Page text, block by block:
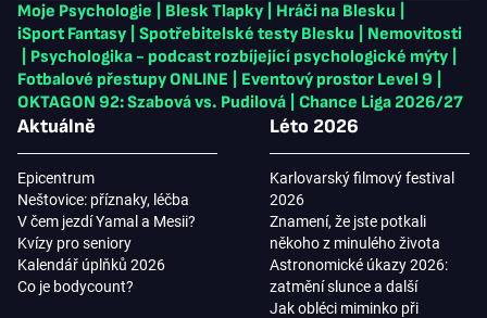
Moje Psychologie Blesk Tlapky Hráči na Blesku
iSport Fantasy
Spotřebitelské testy Blesku
Nemovitosti
Psychologika - podcast rozbíjející psychologické mýty
Fotbalové přestupy ONLINE
Eventový prostor Level 9
OKTAGON 92: Szabová vs. Pudilová
Chance Liga 2026/27
Aktuálně
Epicentrum
Neštovice: příznaky, léčba
V čem jezdí Yamal a Mesii?
Kvízy pro seniory
Kalendář úplňků 2026
Co je bodycount?
Léto 2026
Karlovarský filmový festival
2026
Znamení, že jste potkali
někoho z minulého života
Astronomické úkazy 2026:
zatmění slunce a další
Jak obléci miminko při